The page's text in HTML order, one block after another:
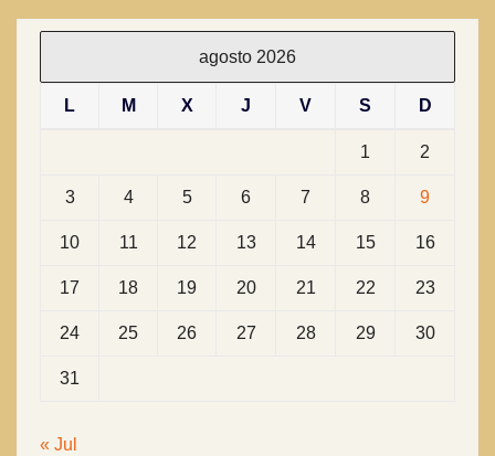
agosto 2026
L M X J V S D
1 2
3 4 5 6 7 8 9
10 11 12 13 14 15 16
17 18 19 20 21 22 23
24 25 26 27 28 29 30
31
« Jul